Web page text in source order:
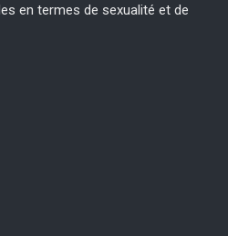
en termes de sexualité et de